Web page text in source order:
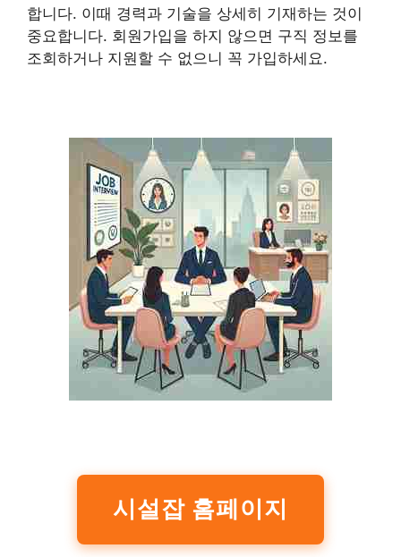
합니다. 이때 경력과 기술을 상세히 기재하는 것이
중요합니다. 회원가입을 하지 않으면 구직 정보를
조회하거나 지원할 수 없으니 꼭 가입하세요.
시설잡 홈페이지